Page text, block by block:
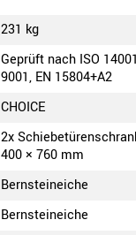
231 kg
Geprüft nach ISO
9001, EN 15804+A2
CHOICE
2x
400 × 760 mm
Bernsteineiche
Bernsteineiche